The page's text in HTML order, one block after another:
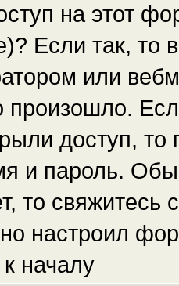
на этот
Если так, то
или
произошло.
доступ,
и пароль.
то свяжитесь
настроил
началу